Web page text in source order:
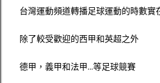
台灣運動頻道轉播足球運動的時數實
除了較受歡迎的西甲和英超之外
德甲，義甲和法甲...等足球競賽